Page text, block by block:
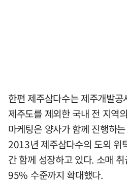
한편 제주삼다수는 제주개발
제주도를 제외한 국내 전 지역
마케팅은 양사가 함께 진행하
2013년 제주삼다수의 도외 위
간 함께 성장하고 있다. 소매
95% 수준까지 확대했다.